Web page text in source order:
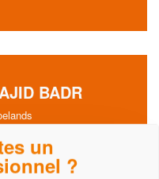
BADR
un
?